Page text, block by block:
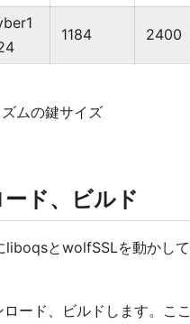
1184 2400
ムの鍵サイズ
ド、ビルド
liboqsとwolfSSLを動かし
ード、ビルドします。こ